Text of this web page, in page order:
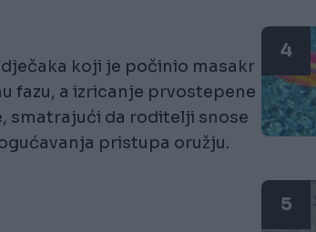
koji je počinio masakr
fazu, a izricanje prvostepene
smatrajući da roditelji snose
pristupa oružju.
4
5